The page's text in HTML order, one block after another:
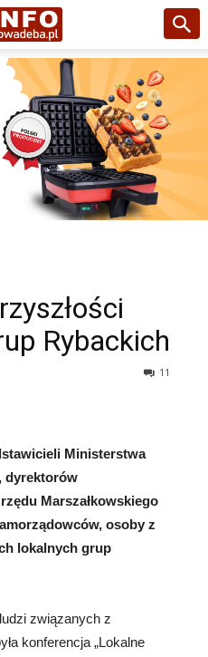
Rybackich
11
Ministerstwa
dyrektorów
Marszałkowskiego
osoby z
lokalnych grup
związanych z
konferencja „Lokalne